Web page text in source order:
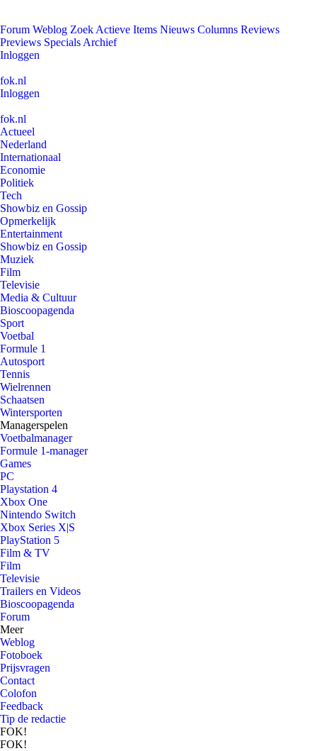
Forum Weblog Zoek Actieve Items Nieuws Columns Reviews
Previews Specials Archief
Inloggen
fok.nl
Inloggen
fok.nl
Actueel
Nederland
Internationaal
Economie
Politiek
Tech
Showbiz en Gossip
Opmerkelijk
Entertainment
Showbiz en Gossip
Muziek
Film
Televisie
Media & Cultuur
Bioscoopagenda
Sport
Voetbal
Formule 1
Autosport
Tennis
Wielrennen
Schaatsen
Wintersporten
Managerspelen
Voetbalmanager
Formule 1-manager
Games
PC
Playstation 4
Xbox One
Nintendo Switch
Xbox Series X|S
PlayStation 5
Film & TV
Film
Televisie
Trailers en Videos
Bioscoopagenda
Forum
Meer
Weblog
Fotoboek
Prijsvragen
Contact
Colofon
Feedback
Tip de redactie
FOK!
FOK!